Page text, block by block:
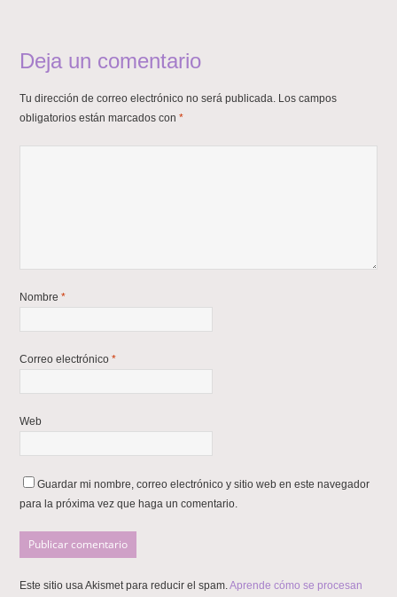
Deja un comentario
Tu dirección de correo electrónico no será publicada. Los campos
obligatorios están marcados con*
Nombre*
Correo electrónico*
Web
Guardar mi nombre, correo electrónico y sitio web en este navegador
para la próxima vez que haga un comentario.
Este sitio usa Akismet para reducir el spam.Aprende cómo se procesan